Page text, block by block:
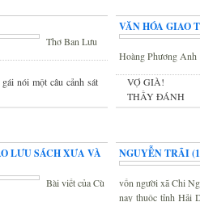
Thơ Ban Lưu
nói một câu cảnh sát
VĂN HÓA GIAO
Hoàng Phương Anh
VỢ GIÀ!
THẦY ĐÁNH
LƯU SÁCH XƯA VÀ
Bài viết của Cù
NGUYỄN TRÃI
vốn người xã Chi
nay thuộc tỉnh Hải